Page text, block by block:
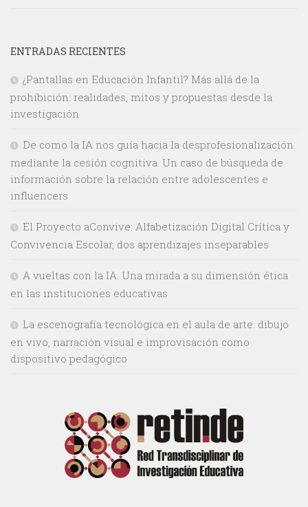
ENTRADAS RECIENTES
¿Pantallas en Educación Infantil? Más allá de la
prohibición: realidades, mitos y propuestas desde la
investigación
De como la IA nos guía hacia la desprofesionalización
mediante la cesión cognitiva. Un caso de búsqueda de
información sobre la relación entre adolescentes e
influencers
El Proyecto aConvive: Alfabetización Digital Crítica y
Convivencia Escolar, dos aprendizajes inseparables
A vueltas con la IA. Una mirada a su dimensión ética
en las instituciones educativas
La escenografía tecnológica en el aula de arte: dibujo
en vivo, narración visual e improvisación como
dispositivo pedagógico